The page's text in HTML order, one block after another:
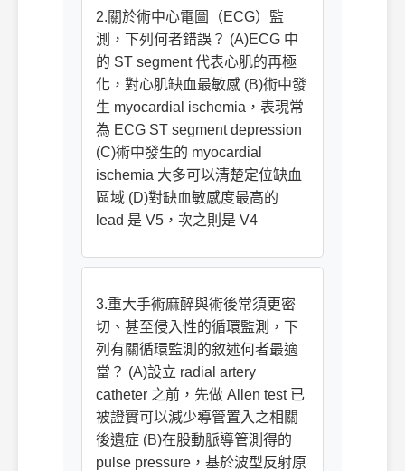
2.關於術中心電圖（ECG）監
測，下列何者錯誤？ (A)ECG 中
的 ST segment 代表心肌的再極
化，對心肌缺血最敏感 (B)術中發
生 myocardial ischemia，表現常
為 ECG ST segment depression
(C)術中發生的 myocardial
ischemia 大多可以清楚定位缺血
區域 (D)對缺血敏感度最高的
lead 是 V5，次之則是 V4
3.重大手術麻醉與術後常須更密
切、甚至侵入性的循環監測，下
列有關循環監測的敘述何者最適
當？ (A)設立 radial artery
catheter 之前，先做 Allen test 已
被證實可以減少導管置入之相關
後遺症 (B)在股動脈導管測得的
pulse pressure，基於波型反射原